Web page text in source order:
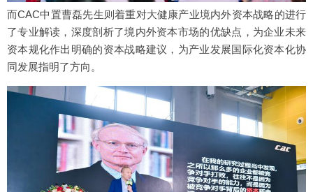
而CAC中置曹磊先生则着重对大健康产业境内外资本战略的进行
了专业解读，深度剖析了境内外资本市场的优缺点，为企业未来
资本规化作出明确的资本战略建议，为产业发展国际化资本化协
同发展指明了方向。